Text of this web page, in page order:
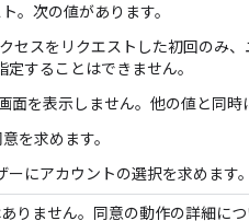
。次の値があります。
セスをリクエストした初回のみ
することはできません。
面を表示しません。他の値と同時
を求めます。
ーにアカウントの選択を求めます。
りません。同意の動作の詳細につ